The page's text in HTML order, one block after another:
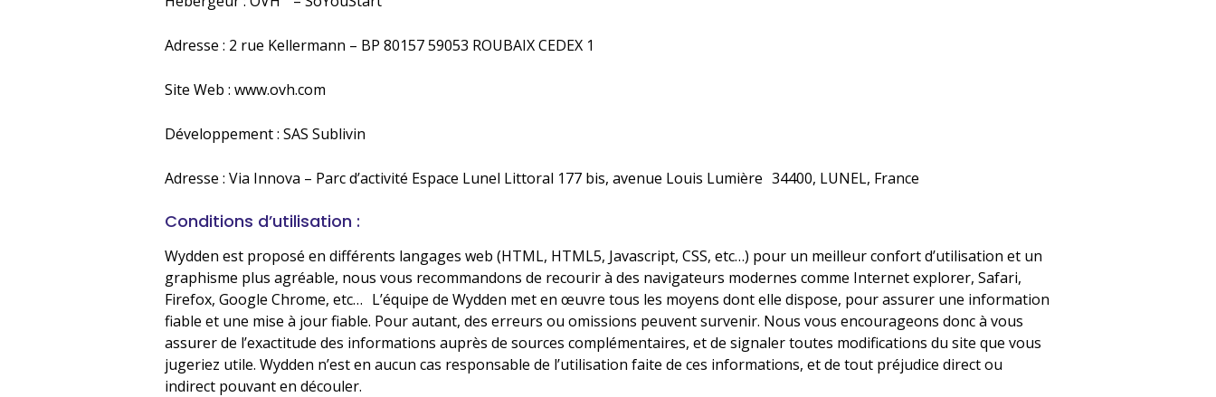
Adresse : 2 rue Kellermann – BP 80157 59053 ROUBAIX CEDEX 1
Site Web : www.ovh.com
Développement : SAS Sublivin
Adresse : Via Innova – Parc d’activité Espace Lunel Littoral 177 bis, avenue Louis Lumière 34400, LUNEL, France
Conditions d’utilisation :
Wydden est proposé en différents langages web (HTML, HTML5, Javascript, CSS, etc…) pour un meilleur confort d’utilisation et un
graphisme plus agréable, nous vous recommandons de recourir à des navigateurs modernes comme Internet explorer, Safari,
Firefox, Google Chrome, etc… L’équipe de Wydden met en œuvre tous les moyens dont elle dispose, pour assurer une information
fiable et une mise à jour fiable. Pour autant, des erreurs ou omissions peuvent survenir. Nous vous encourageons donc à vous
assurer de l’exactitude des informations auprès de sources complémentaires, et de signaler toutes modifications du site que vous
jugeriez utile. Wydden n’est en aucun cas responsable de l’utilisation faite de ces informations, et de tout préjudice direct ou
indirect pouvant en découler.